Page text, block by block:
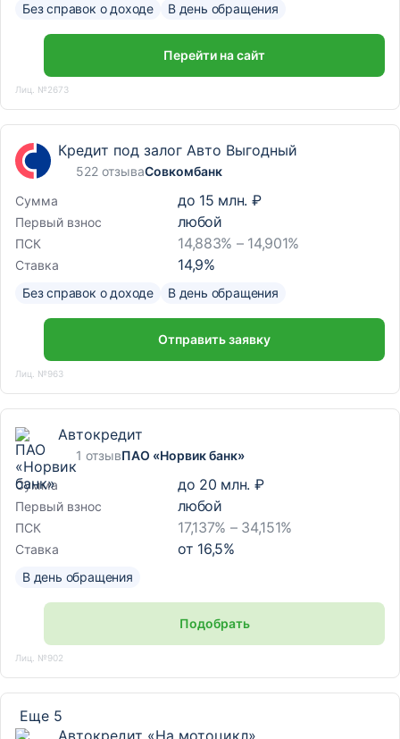
Без справок о доходе В день обращения
Перейти на сайт
Лиц. №2673
Кредит под залог Авто Выгодный
522 отзываСовкомбанк
Сумма
до 15 млн. ₽
Первый взнос любой
ПСК 14,883% – 14,901%
Ставка 14,9%
Без справок о доходе В день обращения
Отправить заявку
Лиц. №963
Автокредит
1 отзывПАО «Норвик банк»
Сумма
до 20 млн. ₽
Первый взнос любой
ПСК 17,137% – 34,151%
Ставка от 16,5%
В день обращения
Подобрать
Лиц. №902
Еще 5
Автокредит «На мотоцикл»